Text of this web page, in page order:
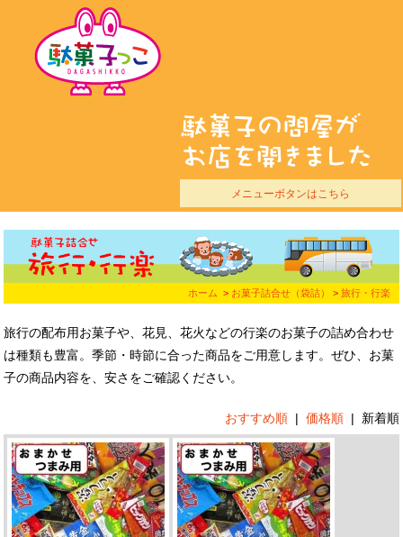
メニューボタンはこちら
ホーム > お菓子詰合せ（袋詰） > 旅行・行楽
旅行の配布用お菓子や、花見、花火などの行楽のお菓子の詰め合わせ
は種類も豊富。季節・時節に合った商品をご用意します。ぜひ、お菓
子の商品内容を、安さをご確認ください。
おすすめ順| 価格順| 新着順